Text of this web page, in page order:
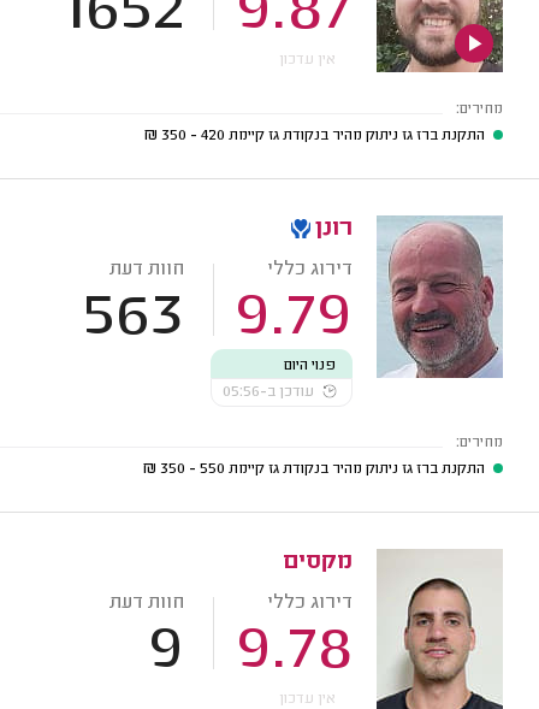
אין עדכון
מחירים:
התקנת ברז גז ניתוק מהיר בנקודת גז קיימת 420 - 350
₪
רונן
דירוג כללי
9.79
חוות דעת
563
פנוי היום
עודכן ב-05:56
מחירים:
התקנת ברז גז ניתוק מהיר בנקודת גז קיימת 550 - 350
₪
מקסים
דירוג כללי
9.78
חוות דעת
9
אין עדכון